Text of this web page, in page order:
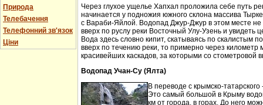
Природа
Телебачення
Телефонний зв'язок
Ціни
Через глухое ущелье Хапхал проложила себе путь
начинается у подножия южного склона массива
с Вараби-Яйлой. Водопад Джур-Джур в этом месте
вверх по руслу реки Восточный Улу-Узень и увидеть
Вода здесь словно кипит, скатываясь по скалистым
вверх по течению реки, то примерно через километр
красивейших каскадов, за которыми со стометровой
Водопад Учан-Су (Ялта)
В переводе с крымско-
Это самый большой в Крыму
км от города, в горах. До него